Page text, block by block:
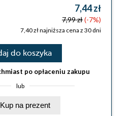
7,44 zł
7,99 zł(-7%)
7,40 zł najniższa cena z 30 dni
do koszyka
po opłaceniu zakupu
lub
Kup na prezent